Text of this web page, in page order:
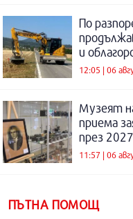
По
и
12:05 | 06
Музеят
приема
през
11:57 | 06
ПЪТНА ПОМОЩ